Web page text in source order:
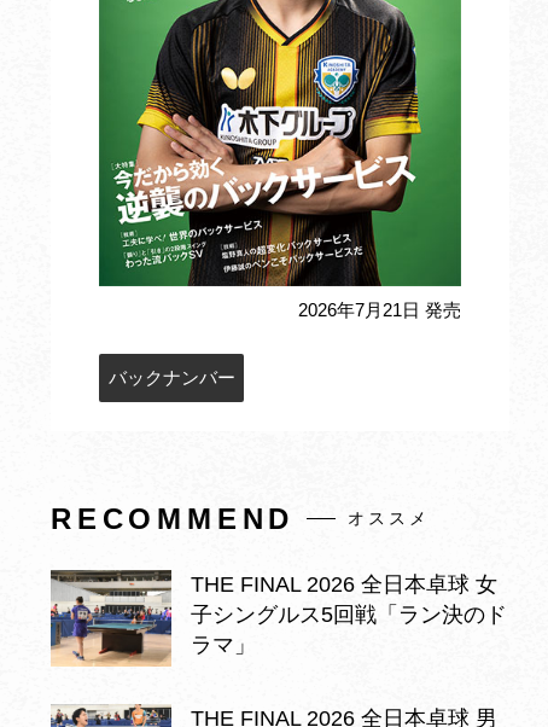
2026年7月21日 発売
バックナンバー
RECOMMEND オススメ
THE FINAL 2026 全日本卓球 女
子シングルス5回戦「ラン決のド
ラマ」
THE FINAL 2026 全日本卓球 男